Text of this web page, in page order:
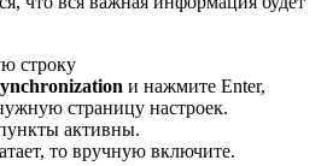
строку
и нажмите Enter,
страницу настроек.
активны.
то вручную включите.